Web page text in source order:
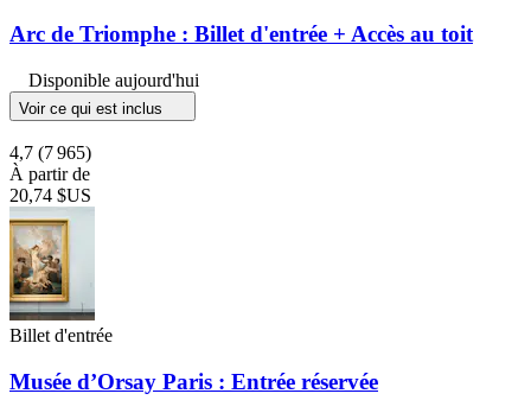
Arc de Triomphe : Billet d'entrée + Accès au toit
Disponible aujourd'hui
Voir ce qui est inclus
4,7 (7 965)
À partir de
20,74 $US
Billet d'entrée
Musée d’Orsay Paris : Entrée réservée